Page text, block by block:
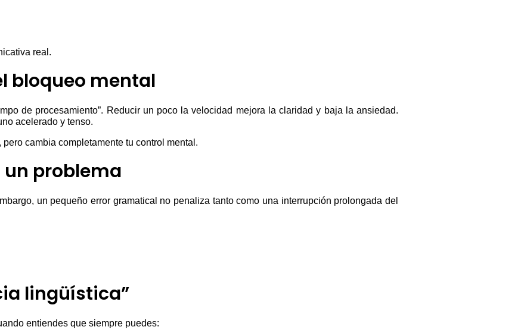
real.
bloqueo mental
de procesamiento”. Reducir un poco la velocidad mejora la claridad y baja la ansiedad.
acelerado y tenso.
cambia completamente tu control mental.
un problema
un pequeño error gramatical no penaliza tanto como una interrupción prolongada del
lingüística”
entiendes que siempre puedes: